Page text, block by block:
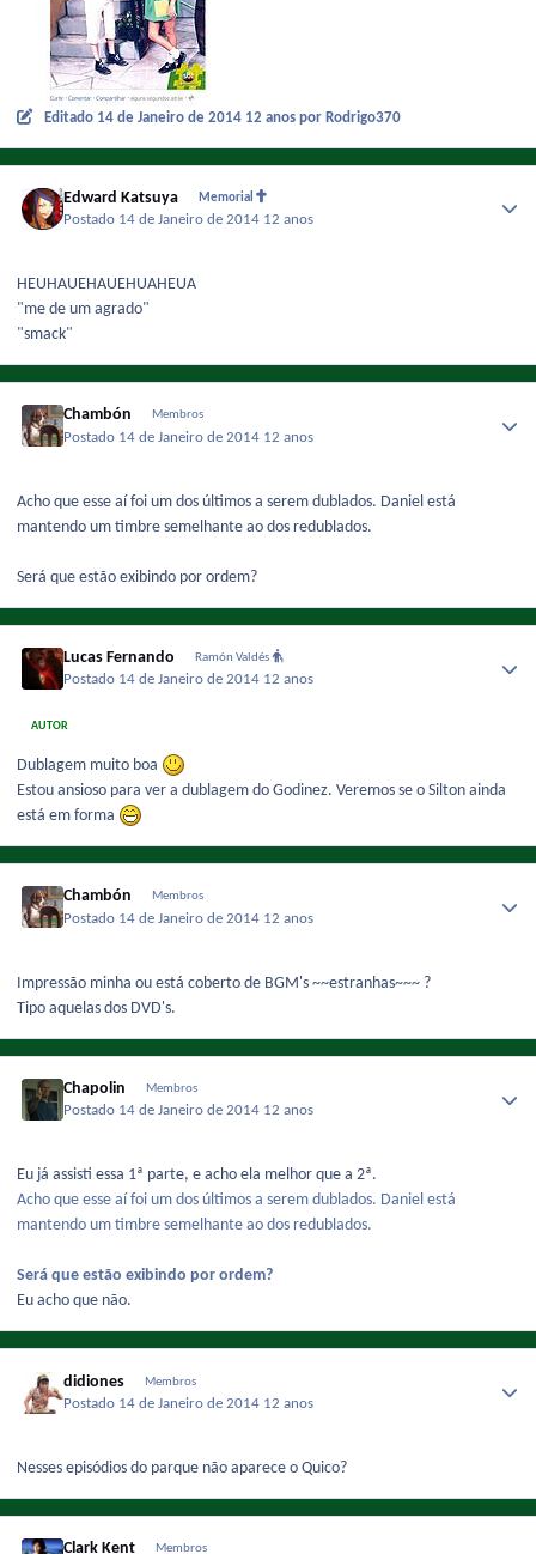
Editado 14 de Janeiro de 2014 12 anos por Rodrigo370
Edward Katsuya Memorial
Postado 14 de Janeiro de 2014 12 anos
HEUHAUEHAUEHUAHEUA
"me de um agrado"
"smack"
Chambón Membros
Postado 14 de Janeiro de 2014 12 anos
Acho que esse aí foi um dos últimos a serem dublados. Daniel está
mantendo um timbre semelhante ao dos redublados.
Será que estão exibindo por ordem?
Lucas Fernando Ramón Valdés
Postado 14 de Janeiro de 2014 12 anos
AUTOR
Dublagem muito boa
Estou ansioso para ver a dublagem do Godinez. Veremos se o Silton ainda
está em forma
Chambón Membros
Postado 14 de Janeiro de 2014 12 anos
Impressão minha ou está coberto de BGM's ~~estranhas~~~ ?
Tipo aquelas dos DVD's.
Chapolin Membros
Postado 14 de Janeiro de 2014 12 anos
Eu já assisti essa 1ª parte, e acho ela melhor que a 2ª.
Acho que esse aí foi um dos últimos a serem dublados. Daniel está
mantendo um timbre semelhante ao dos redublados.
Será que estão exibindo por ordem?
Eu acho que não.
didiones Membros
Postado 14 de Janeiro de 2014 12 anos
Nesses episódios do parque não aparece o Quico?
Clark Kent Membros